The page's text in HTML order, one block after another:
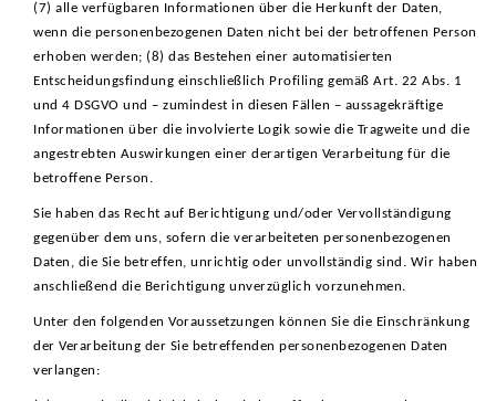
(7) alle verfügbaren Informationen über die Herkunft der Daten,
wenn die personenbezogenen Daten nicht bei der betroffenen Person
erhoben werden; (8) das Bestehen einer automatisierten
Entscheidungsfindung einschließlich Profiling gemäß Art. 22 Abs. 1
und 4 DSGVO und – zumindest in diesen Fällen – aussagekräftige
Informationen über die involvierte Logik sowie die Tragweite und die
angestrebten Auswirkungen einer derartigen Verarbeitung für die
betroffene Person.
Sie haben das Recht auf Berichtigung und/oder Vervollständigung
gegenüber dem uns, sofern die verarbeiteten personenbezogenen
Daten, die Sie betreffen, unrichtig oder unvollständig sind. Wir haben
anschließend die Berichtigung unverzüglich vorzunehmen.
Unter den folgenden Voraussetzungen können Sie die Einschränkung
der Verarbeitung der Sie betreffenden personenbezogenen Daten
verlangen: